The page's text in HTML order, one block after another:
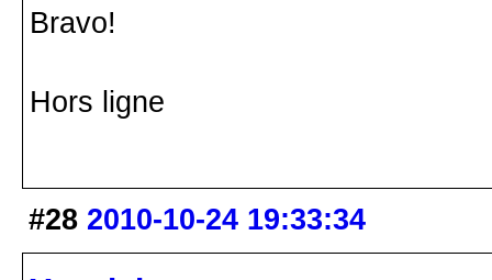
Bravo!
Hors ligne
#28 2010-10-24 19:33:34